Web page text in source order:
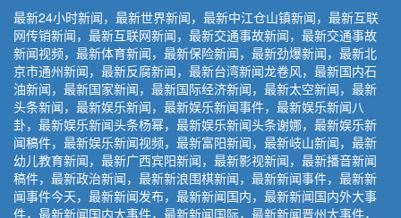
最新24小时新闻，最新世界新闻，最新中江仓山镇新闻，最新互联
网传销新闻，最新互联网新闻，最新交通事故新闻，最新交通事故
新闻视频，最新体育新闻，最新保险新闻，最新劲爆新闻，最新北
京市通州新闻，最新反腐新闻，最新台湾新闻龙卷风，最新国内石
油新闻，最新国家新闻，最新国际经济新闻，最新太空新闻，最新
头条新闻，最新娱乐新闻，最新娱乐新闻事件，最新娱乐新闻八
卦，最新娱乐新闻头条杨幂，最新娱乐新闻头条谢娜，最新娱乐新
闻稿件，最新娱乐新闻视频，最新富阳新闻，最新岐山新闻，最新
幼儿教育新闻，最新广西宾阳新闻，最新影视新闻，最新播音新闻
稿件，最新政治新闻，最新新浪围棋新闻，最新新闻事件，最新新
闻事件今天，最新新闻发布，最新新闻国内，最新新闻国内外大事
件，最新新闻国内大事件，最新新闻国际，最新新闻晋州大事件，